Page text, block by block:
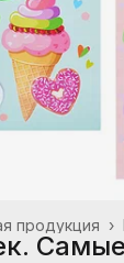
продукция ›